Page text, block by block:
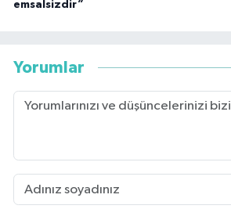
emsalsizdir”
Yorumlar